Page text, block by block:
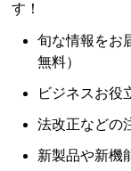
す！
旬な情報をお
無料）
ビジネスお役
法改正などの
新製品や新機